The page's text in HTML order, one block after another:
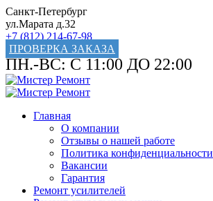
Санкт-Петербург
ул.Марата д.32
+7 (812) 214-67-98
ПРОВЕРКА ЗАКАЗА
ПН.-ВС: С 11:00 ДО 22:00
Главная
О компании
Отзывы о нашей работе
Политика конфиденциальности
Вакансии
Гарантия
Ремонт усилителей